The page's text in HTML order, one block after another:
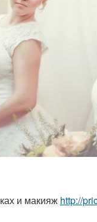
и макияж http://